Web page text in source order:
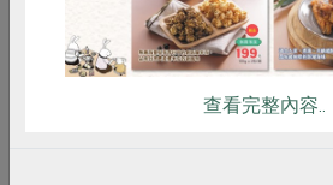
養自己的綠色影響力，讓世界更
查看完整內容..